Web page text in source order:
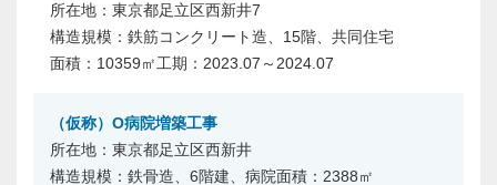
東京都足立区西新井7
鉄筋コンクリート造、15階、共同住宅
10359㎡
2023.07～2024.07
（仮称）O病院増築工事
東京都足立区西新井
鉄骨造、6階建、病院
2388㎡